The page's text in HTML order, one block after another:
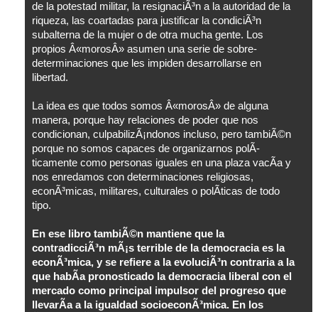
de la potestad militar, la resignaciÃ³n a la autoridad de la
riqueza, las coartadas para justificar la condiciÃ³n
subalterna de la mujer o de otra mucha gente. Los
propios Â«morosÂ» asumen una serie de sobre-
determinaciones que les impiden desarrollarse en
libertad.
La idea es que todos somos Â«morosÂ» de alguna
manera, porque hay relaciones de poder que nos
condicionan, culpabilizÃ¡ndonos incluso, pero tambiÃ©n
porque no somos capaces de organizarnos polÃ­
ticamente como personas iguales en una plaza vacÃ­a y
nos enredamos con determinaciones religiosas,
econÃ³micas, militares, culturales o polÃ­ticas de todo
tipo.
En ese libro tambiÃ©n mantiene que la
contradicciÃ³n mÃ¡s terrible de la democracia es la
econÃ³mica, y se refiere a la evoluciÃ³n contraria a la
que habÃ­a pronosticado la democracia liberal con el
mercado como principal impulsor del progreso que
llevarÃ­a a la igualdad socioeconÃ³mica. En los